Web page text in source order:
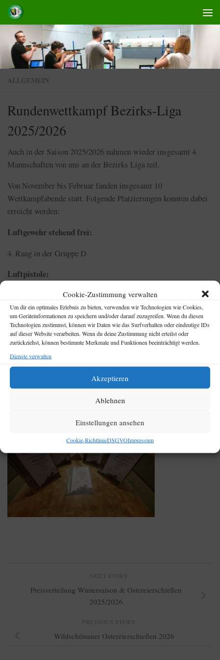
Cookie-Zustimmung verwalten
Um dir ein optimales Erlebnis zu bieten, verwenden wir Technologien wie Cookies,
um Geräteinformationen zu speichern und/oder darauf zuzugreifen. Wenn du diesen
Technologien zustimmst, können wir Daten wie das Surfverhalten oder eindeutige IDs
auf dieser Website verarbeiten. Wenn du deine Zustimmung nicht erteilst oder
zurückziehst, können bestimmte Merkmale und Funktionen beeinträchtigt werden.
Dienste verwalten
Akzeptieren
Ablehnen
Einstellungen ansehen
Cookie-RichtlinieDSGVOImpressum
Skip to content
ALLGEMEIN
Rundenwettkampf Bezirks-Liga
2025/2026
Auch in der Saison 2025/2026 nahmen wieder insgesamt 4
Mannschaften von uns an der Bezirks Liga teil.
Von November bis Februar fanden insgesamt 10
Wettkampfabende statt. Folgende Platzierungen konnten dabei
erreicht werden:
Luftgewehr stehend frei:
4. Rang in der Gruppe D
Luftpistole:
4. Rang in der Gruppe A
2. Rang in der Gruppe D
4. Rang in der Gruppe D
Besonders freut uns, dass Leonard Trecksel in seiner Klasse
(Junioren Luftpistole) den gesamt 2. Rang belegen konnte!
Herzliche Gratulation an alle Teilnehmenden!
NEXT STORY
Preisverteilung Wintersaison & Ostereierschießen
2025/2026
PREVIOUS STORY
Wildschönauer Ostereierschießen 2026